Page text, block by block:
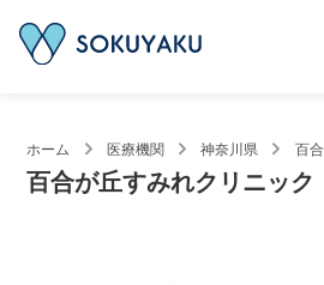
ホーム 医療機関 神奈川県 百
百合が丘すみれクリニック